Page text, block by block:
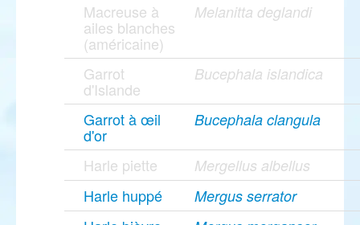
Macreuse à
ailes blanches
(américaine)
Melanitta deglandi
Garrot
d'Islande
Bucephala islandica
Garrot à œil
d'or
Bucephala clangula
Harle piette Mergellus albellus
Harle huppé Mergus serrator